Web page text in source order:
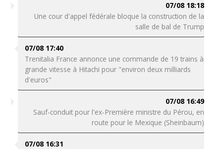
07/08 18:18
Une cour d'appel fédérale bloque la construction de la
salle de bal de Trump
07/08 17:40
Trenitalia France annonce une commande de 19 trains à
grande vitesse à Hitachi pour "environ deux milliards
d'euros"
07/08 16:49
Sauf-conduit pour l'ex-Première ministre du Pérou, en
route pour le Mexique (Sheinbaum)
07/08 16:31